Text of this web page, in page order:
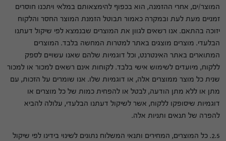
המוצר/ים, אחרי ההזמנה, הוא בכפוף להימצאותם במלאי ויתכנו חוסרים
זמניים מעת לעת ובמקרה כאמור תבוטל הזמנת המוצר החסר והלקוח
יזוכה בהתאם. אנו רשאים לגוון את המוצרים שבנמצא לפי שיקול דעתנו
הבלעדי. מוצרים מוצגים באתר למטרות המחשה בלבד. המוצרים
המתוארים באתר האינטרנט, וכל דוגמיות שלהם שאנו עשויים לספק
ללקוח, מיועדים לשימוש אישי בלבד. לקוחות אינם רשאים למכור או למכור
שנית כל מוצר ממוצרים אלה, או דוגמיות שלו. אנו שומרים על הזכות, עם
מתן או ללא מתן הודעה, לבטל או להפחית כמות של כל מוצרים או
דוגמיות שיסופקו ללקוח, אשר לשיקול דעתנו הבלעדי, עלולה להביא
להפרה של תנאים ותניות אלה.
2.5. כל המוצרים, המחירים ותנאי המשלוח נתונים לשינוי בידינו לפי שיקול